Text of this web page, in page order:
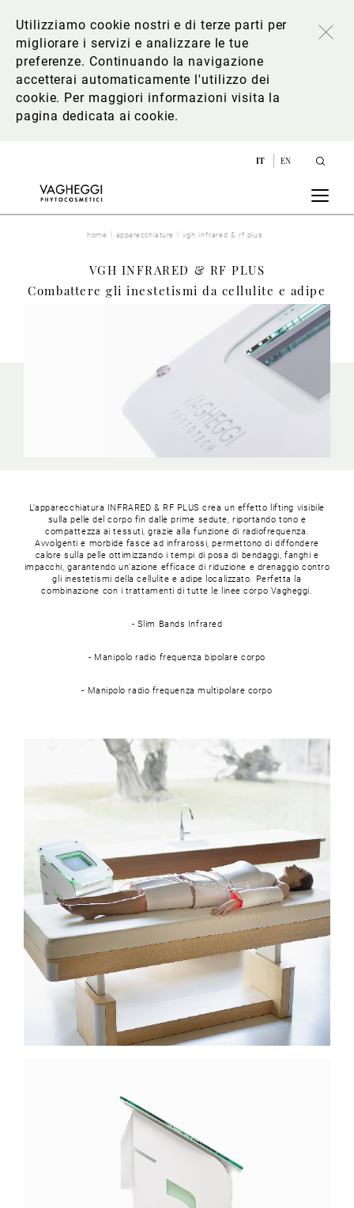
Utilizziamo cookie nostri e di terze parti per
migliorare i servizi e analizzare le tue
preferenze. Continuando la navigazione
accetterai automaticamente l'utilizzo dei
cookie. Per maggiori informazioni visita la
pagina dedicata ai cookie.
IT EN
home apparecchiature vgh infrared & rf plus
VGH INFRARED & RF PLUS
Combattere gli inestetismi da cellulite e adipe
L'apparecchiatura INFRARED & RF PLUS crea un effetto lifting visibile
sulla pelle del corpo fin dalle prime sedute, riportando tono e
compattezza ai tessuti, grazie alla funzione di radiofrequenza.
Avvolgenti e morbide fasce ad infrarossi, permettono di diffondere
calore sulla pelle ottimizzando i tempi di posa di bendaggi, fanghi e
impacchi, garantendo un’azione efficace di riduzione e drenaggio contro
gli inestetismi della cellulite e adipe localizzato. Perfetta la
combinazione con i trattamenti di tutte le linee corpo Vagheggi.
- Slim Bands Infrared
- Manipolo radio frequenza bipolare corpo
- Manipolo radio frequenza multipolare corpo